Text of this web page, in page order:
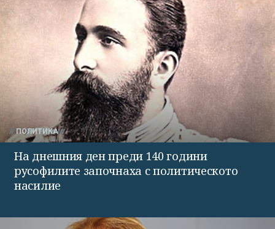
ПОЛИТИКА
На днешния ден преди 140 години
русофилите започнаха с политическото
насилие